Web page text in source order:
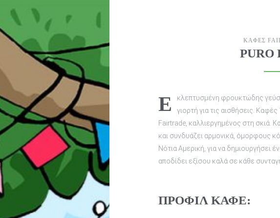
ΚΑΦΕΣ
PURO
Εκλεπτυσμένη φρουκτώδης γεύση και γλυκύτητα…μια πραγματική
γιορτή για τις αισθήσεις.
Fairtrade, καλλιεργημένος στη σκιά.
και συνδυάζει αρμονικά, όμορφους
Νότια Αμερική, για να δημιουργήσει
αποδίδει εξίσου καλά σε κάθε
ΠΡΟΦΙΛ ΚΑΦΕ: